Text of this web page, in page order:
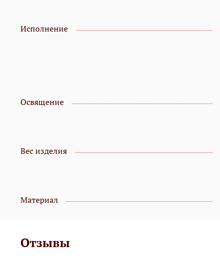
Исполнение
Освящение
Вес изделия
Материал
Отзывы